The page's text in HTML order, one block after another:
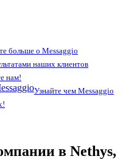
больше о Messaggio
наших клиентов
нам!
Узнайте чем Messaggio
в Nethys,